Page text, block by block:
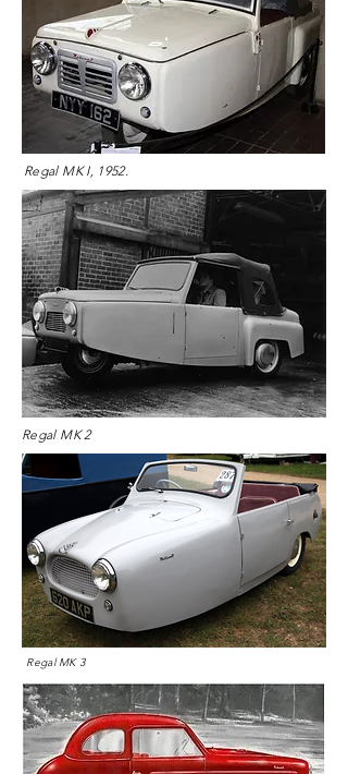
Regal MK I, 1952.
Regal MK 2
Regal MK 3